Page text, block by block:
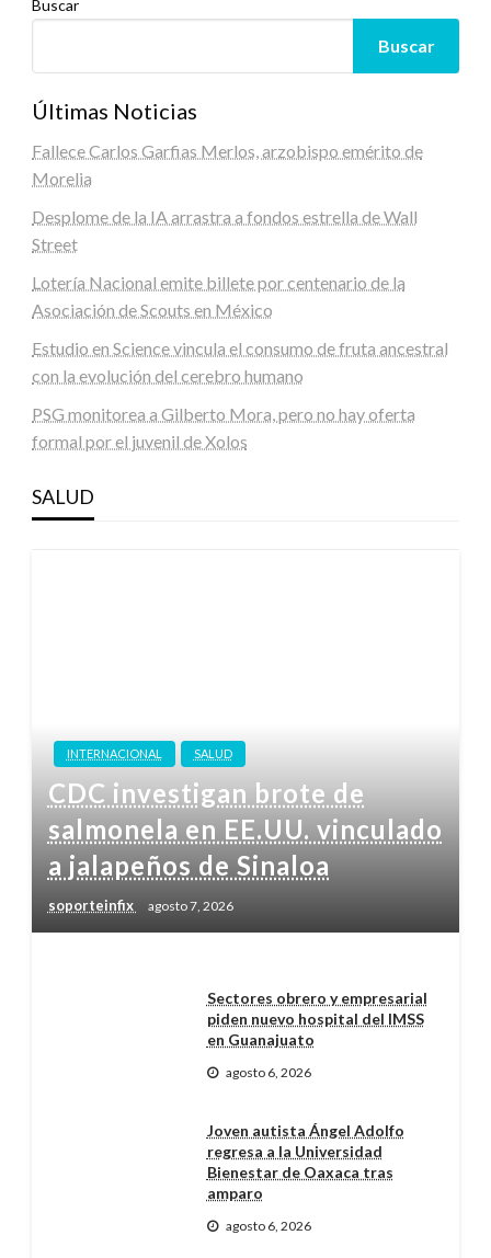
Buscar
Buscar
Últimas Noticias
Fallece Carlos Garfias Merlos, arzobispo emérito de
Morelia
Desplome de la IA arrastra a fondos estrella de Wall
Street
Lotería Nacional emite billete por centenario de la
Asociación de Scouts en México
Estudio en Science vincula el consumo de fruta ancestral
con la evolución del cerebro humano
PSG monitorea a Gilberto Mora, pero no hay oferta
formal por el juvenil de Xolos
SALUD
INTERNACIONAL SALUD
CDC investigan brote de
salmonela en EE.UU. vinculado
a jalapeños de Sinaloa
soporteinfix agosto 7, 2026
Sectores obrero y empresarial
piden nuevo hospital del IMSS
en Guanajuato
agosto 6, 2026
Joven autista Ángel Adolfo
regresa a la Universidad
Bienestar de Oaxaca tras
amparo
agosto 6, 2026